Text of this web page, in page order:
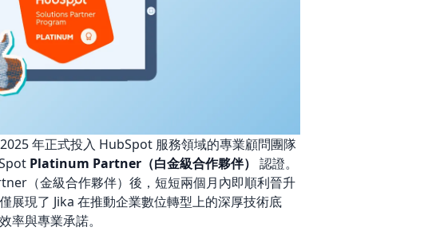
2025 年正式投入 HubSpot 服務領域的專業顧問團隊
Platinum Partner（白金級合作夥伴） 認證。
（金級合作夥伴）後，短短兩個月內即順利晉升
展現了 Jika 在推動企業數位轉型上的深厚技術底
率與專業承諾。